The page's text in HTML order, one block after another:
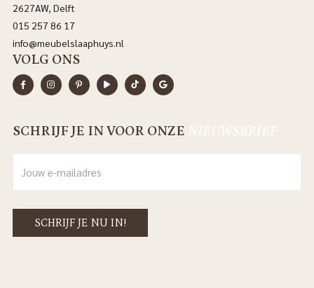
2627AW, Delft
015 257 86 17
info@meubelslaaphuys.nl
VOLG ONS
SCHRIJF JE IN VOOR ONZE NIEUWSBRIEF